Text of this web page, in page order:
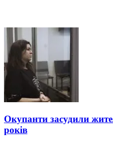
Окупанти засудили
років